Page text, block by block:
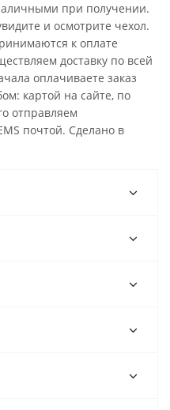
при получении.
и осмотрите чехол.
к оплате
доставку по всей
оплачиваете заказ
картой на сайте, по
отправляем
почтой. Сделано в